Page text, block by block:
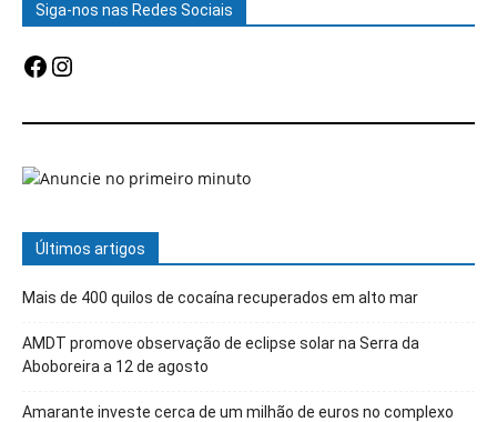
Siga-nos nas Redes Sociais
Facebook
Instagram
Últimos artigos
Mais de 400 quilos de cocaína recuperados em alto mar
AMDT promove observação de eclipse solar na Serra da
Aboboreira a 12 de agosto
Amarante investe cerca de um milhão de euros no complexo